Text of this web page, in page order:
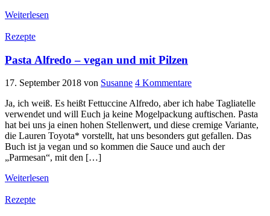
Weiterlesen
Rezepte
Pasta Alfredo – vegan und mit Pilzen
17. September 2018 von Susanne 4 Kommentare
Ja, ich weiß. Es heißt Fettuccine Alfredo, aber ich habe Tagliatelle
verwendet und will Euch ja keine Mogelpackung auftischen. Pasta
hat bei uns ja einen hohen Stellenwert, und diese cremige Variante,
die Lauren Toyota* vorstellt, hat uns besonders gut gefallen. Das
Buch ist ja vegan und so kommen die Sauce und auch der
„Parmesan“, mit den […]
Weiterlesen
Rezepte